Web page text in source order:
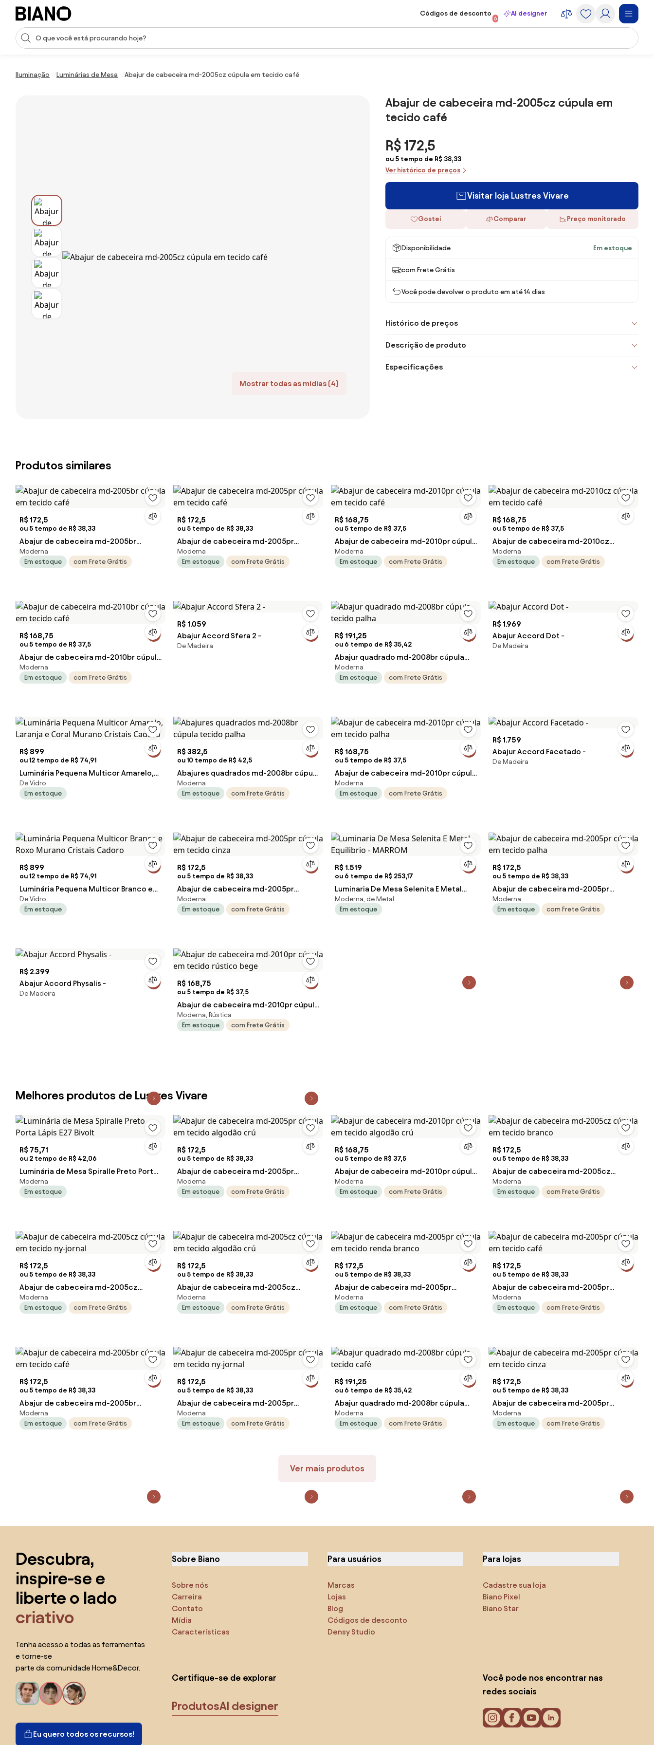
Saltar para o conteúdo
Entrada de pesquisa
Códigos de desconto
6
AI designer
Iluminação Luminárias de Mesa Abajur de cabeceira md-2005cz cúpula em tecido café
Mostrar todas as mídias (4)
Abajur de cabeceira md-2005cz cúpula em
tecido café
R$ 172,5
ou 5 tempo de R$ 38,33
Ver histórico de preços
Visitar loja Lustres Vivare
Gostei Comparar Preço monitorado
Disponibilidade Em estoque
com Frete Grátis
Você pode devolver o produto em até 14 dias
Histórico de preços
Descrição de produto
Especificações
Produtos similares
R$ 172,5
ou 5 tempo de R$ 38,33
Abajur de cabeceira md-2005br
cúpula em tecido café
Moderna
Em estoque
com Frete Grátis
R$ 172,5
ou 5 tempo de R$ 38,33
Abajur de cabeceira md-2005pr
cúpula em tecido café
Moderna
Em estoque
com Frete Grátis
R$ 168,75
ou 5 tempo de R$ 37,5
Abajur de cabeceira md-2010pr cúpula
em tecido café
Moderna
Em estoque
com Frete Grátis
R$ 168,75
ou 5 tempo de R$ 37,5
Abajur de cabeceira md-2010cz
cúpula em tecido café
Moderna
Em estoque
com Frete Grátis
R$ 168,75
ou 5 tempo de R$ 37,5
Abajur de cabeceira md-2010br cúpula
em tecido café
Moderna
Em estoque
com Frete Grátis
R$ 1.059
Abajur Accord Sfera 2 -
De Madeira
R$ 191,25
ou 6 tempo de R$ 35,42
Abajur quadrado md-2008br cúpula
tecido palha
Moderna
Em estoque
com Frete Grátis
R$ 1.969
Abajur Accord Dot -
De Madeira
R$ 899
ou 12 tempo de R$ 74,91
Luminária Pequena Multicor Amarelo,
Laranja e Coral Murano Cristais Cadoro
De Vidro
Em estoque
R$ 382,5
ou 10 tempo de R$ 42,5
Abajures quadrados md-2008br cúpula
tecido palha
Moderna
Em estoque
com Frete Grátis
R$ 168,75
ou 5 tempo de R$ 37,5
Abajur de cabeceira md-2010pr cúpula
em tecido palha
Moderna
Em estoque
com Frete Grátis
R$ 1.759
Abajur Accord Facetado -
De Madeira
R$ 899
ou 12 tempo de R$ 74,91
Luminária Pequena Multicor Branco e
Roxo Murano Cristais Cadoro
De Vidro
Em estoque
R$ 172,5
ou 5 tempo de R$ 38,33
Abajur de cabeceira md-2005pr
cúpula em tecido cinza
Moderna
Em estoque
com Frete Grátis
R$ 1.519
ou 6 tempo de R$ 253,17
Luminaria De Mesa Selenita E Metal
Equilibrio - MARROM
Moderna, de Metal
Em estoque
R$ 172,5
ou 5 tempo de R$ 38,33
Abajur de cabeceira md-2005pr
cúpula em tecido palha
Moderna
Em estoque
com Frete Grátis
R$ 2.399
Abajur Accord Physalis -
De Madeira
R$ 168,75
ou 5 tempo de R$ 37,5
Abajur de cabeceira md-2010pr cúpula
em tecido rústico bege
Moderna, Rústica
Em estoque
com Frete Grátis
Melhores produtos de Lustres Vivare
R$ 75,71
ou 2 tempo de R$ 42,06
Luminária de Mesa Spiralle Preto Porta
Lápis E27 Bivolt
Moderna
Em estoque
R$ 172,5
ou 5 tempo de R$ 38,33
Abajur de cabeceira md-2005pr
cúpula em tecido algodão crú
Moderna
Em estoque
com Frete Grátis
R$ 168,75
ou 5 tempo de R$ 37,5
Abajur de cabeceira md-2010pr cúpula
em tecido algodão crú
Moderna
Em estoque
com Frete Grátis
R$ 172,5
ou 5 tempo de R$ 38,33
Abajur de cabeceira md-2005cz
cúpula em tecido branco
Moderna
Em estoque
com Frete Grátis
R$ 172,5
ou 5 tempo de R$ 38,33
Abajur de cabeceira md-2005cz
cúpula em tecido ny-jornal
Moderna
Em estoque
com Frete Grátis
R$ 172,5
ou 5 tempo de R$ 38,33
Abajur de cabeceira md-2005cz
cúpula em tecido algodão crú
Moderna
Em estoque
com Frete Grátis
R$ 172,5
ou 5 tempo de R$ 38,33
Abajur de cabeceira md-2005pr
cúpula em tecido renda branco
Moderna
Em estoque
com Frete Grátis
R$ 172,5
ou 5 tempo de R$ 38,33
Abajur de cabeceira md-2005pr
cúpula em tecido café
Moderna
Em estoque
com Frete Grátis
R$ 172,5
ou 5 tempo de R$ 38,33
Abajur de cabeceira md-2005br
cúpula em tecido café
Moderna
Em estoque
com Frete Grátis
R$ 172,5
ou 5 tempo de R$ 38,33
Abajur de cabeceira md-2005pr
cúpula em tecido ny-jornal
Moderna
Em estoque
com Frete Grátis
R$ 191,25
ou 6 tempo de R$ 35,42
Abajur quadrado md-2008br cúpula
tecido café
Moderna
Em estoque
com Frete Grátis
R$ 172,5
ou 5 tempo de R$ 38,33
Abajur de cabeceira md-2005pr
cúpula em tecido cinza
Moderna
Em estoque
com Frete Grátis
Ver mais produtos
Descubra,
inspire-se e
liberte o lado
criativo
Tenha acesso a todas as ferramentas
e torne-se
parte da comunidade Home&Decor.
Eu quero todos os recursos!
Sobre Biano
Sobre nós
Carreira
Contato
Mídia
Características
Para usuários
Marcas
Lojas
Blog
Códigos de desconto
Densy Studio
Para lojas
Cadastre sua loja
Biano Pixel
Biano Star
Certifique-se de explorar
ProdutosAI designer
Você pode nos encontrar nas
redes sociais